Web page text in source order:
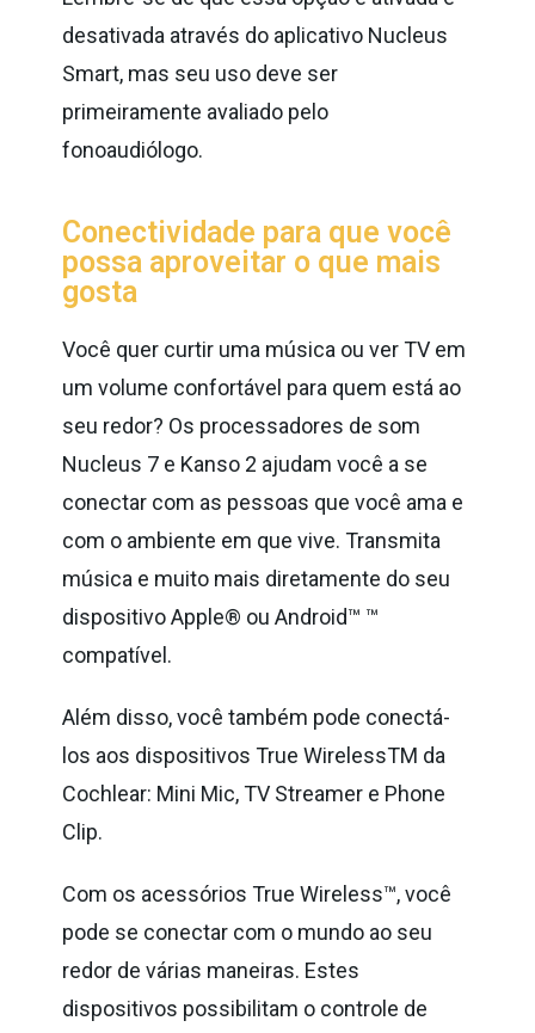
desativada através do aplicativo Nucleus
Smart, mas seu uso deve ser
primeiramente avaliado pelo
fonoaudiólogo.
Conectividade para que você
possa aproveitar o que mais
gosta
Você quer curtir uma música ou ver TV em
um volume confortável para quem está ao
seu redor? Os processadores de som
Nucleus 7 e Kanso 2 ajudam você a se
conectar com as pessoas que você ama e
com o ambiente em que vive. Transmita
música e muito mais diretamente do seu
dispositivo Apple® ou Android™ ™
compatível.
Além disso, você também pode conectá-
los aos dispositivos True WirelessTM da
Cochlear: Mini Mic, TV Streamer e Phone
Clip.
Com os acessórios True Wireless™, você
pode se conectar com o mundo ao seu
redor de várias maneiras. Estes
dispositivos possibilitam o controle de